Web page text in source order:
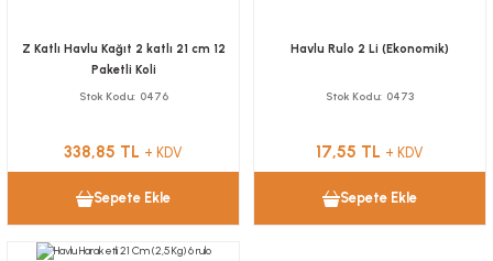
Z Katlı Havlu Kağıt 2 katlı 21 cm 12
Paketli Koli
Stok Kodu 0476
338,85 TL + KDV
Sepete Ekle
Havlu Rulo 2 Li (Ekonomik)
Stok Kodu 0473
17,55 TL + KDV
Sepete Ekle